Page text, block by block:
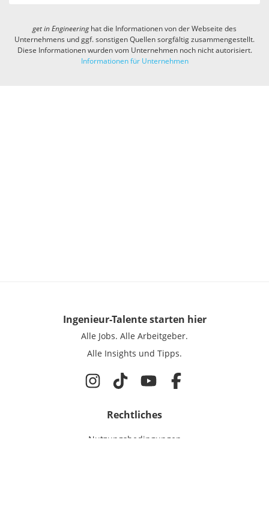
get in Engineeringhat die Informationen von der Webseite des
Unternehmens und ggf. sonstigen Quellen sorgfältig zusammengestellt.
Diese Informationen wurden vom Unternehmen noch nicht autorisiert.
Informationen für Unternehmen
Ingenieur-Talentestarten hier
Alle Jobs. Alle Arbeitgeber.
Alle Insights und Tipps.
Rechtliches
Nutzungsbedingungen